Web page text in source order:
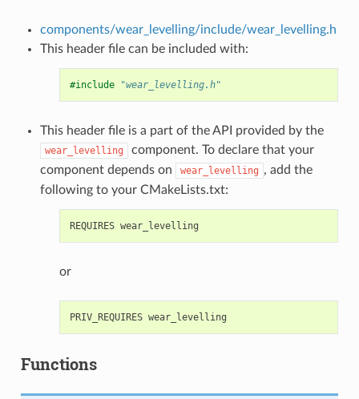
components/wear_levelling/include/wear_levelling.h
This header file can be included with:
#include "wear_levelling.h"
This header file is a part of the API provided by the
wear_levelling
component. To declare that your
component depends on
wear_levelling , add the
following to your CMakeLists.txt:
or
Functions